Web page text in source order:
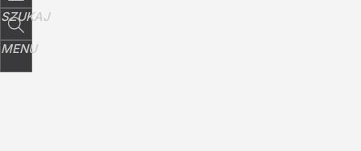
SZUKAJ
MENU